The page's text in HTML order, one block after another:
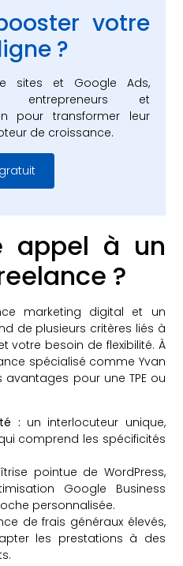
votre
?
sites et Google Ads,
entrepreneurs et
pour transformer leur
de croissance.
appel à un
?
marketing digital et un
de plusieurs critères liés à
votre besoin de flexibilité. À
spécialisé comme Yvan
avantages pour une TPE ou
: un interlocuteur unique,
comprend les spécificités
pointue de WordPress,
Google Business
personnalisée.
de frais généraux élevés,
les prestations à des